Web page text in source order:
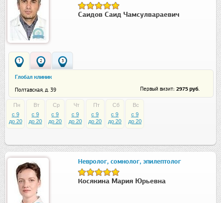
Саидов Саид Чамсулвараевич
1 2 3
Глобал клиник
Полтавская, д. 39 Первый визит: 2975 руб.
Пн
c 9
до 20
Вт
c 9
до 20
Ср
c 9
до 20
Чт
c 9
до 20
Пт
c 9
до 20
Сб
c 9
до 20
Вс
c 9
до 20
Невролог, сомнолог, эпилептолог
Косякина Мария Юрьевна